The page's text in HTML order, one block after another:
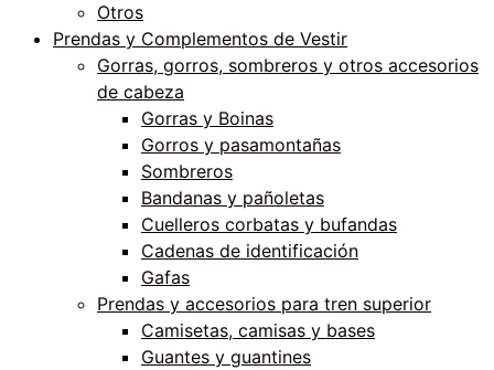
Otros
Prendas y Complementos de Vestir
Gorras, gorros, sombreros y otros accesorios
de cabeza
Gorras y Boinas
Gorros y pasamontañas
Sombreros
Bandanas y pañoletas
Cuelleros corbatas y bufandas
Cadenas de identificación
Gafas
Prendas y accesorios para tren superior
Camisetas, camisas y bases
Guantes y guantines